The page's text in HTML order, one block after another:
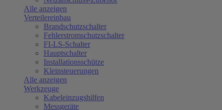
Alle anzeigen
Verteilereinbau
Brandschutzschalter
Fehlerstromschutzschalter
FI-LS-Schalter
Hauptschalter
Installationsschütze
Kleinsteuerungen
Alle anzeigen
Werkzeuge
Kabeleinzugshilfen
Messgeräte